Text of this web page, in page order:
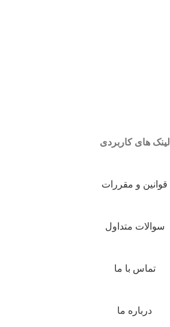
لینک های کاربردی
قوانین و مقررات
سوالات متداول
تماس با ما
درباره ما